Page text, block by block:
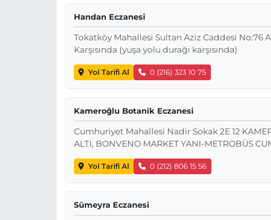
Handan Eczanesi
Tokatköy Mahallesi Sultan Aziz Caddesi No:76
Karşısında (yuşa yolu durağı karşısında)
Yol Tarifi Al 0 (216) 323 10 75
Kameroğlu Botanik Eczanesi
Cumhuriyet Mahallesi Nadir Sokak 2E 12
ALTI, BONVENO MARKET YANI-METROBÜS
Yol Tarifi Al 0 (212) 806 15 56
Sümeyra Eczanesi